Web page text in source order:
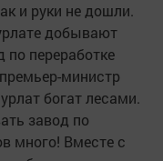
и руки не дошли.
добывают
переработке
министр
богат лесами.
завод по
много! Вместе с